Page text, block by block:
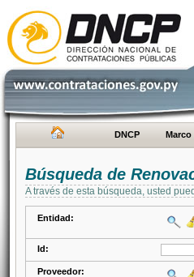
DNCP Marco
Búsqueda de
A través de esta búsqueda, usted
Entidad:
Id:
Proveedor: